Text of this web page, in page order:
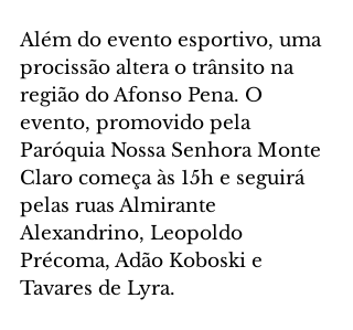
Além do evento esportivo, uma
procissão altera o trânsito na
região do Afonso Pena. O
evento, promovido pela
Paróquia Nossa Senhora Monte
Claro começa às 15h e seguirá
pelas ruas Almirante
Alexandrino, Leopoldo
Précoma, Adão Koboski e
Tavares de Lyra.